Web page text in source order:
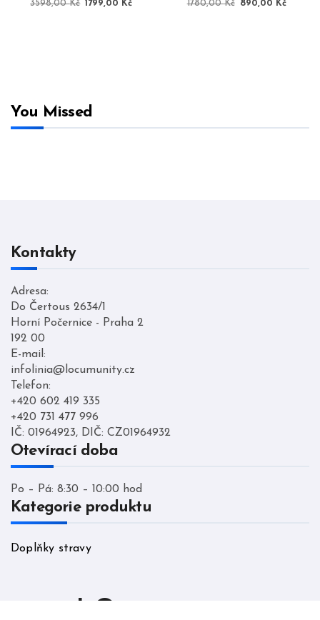
3598,00Kč Původní
1799,00 Kč 1780,00Kč
Původní
890,00 Kč
You Missed
Kontakty
Adresa:
Do Čertous 2634/1
Horní Počernice - Praha 2
192 00
E-mail:
infolinia@locumunity.cz
Telefon:
+420 602 419 335
+420 731 477 996
IČ: 01964923, DIČ: CZ01964932
Otevírací doba
Po – Pá: 8:30 – 10:00 hod
Kategorie produktu
Doplňky stravy